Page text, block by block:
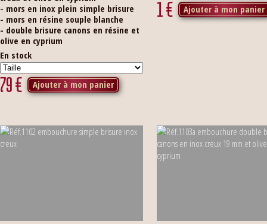
- mors en inox plein simple brisure
- mors en résine souple blanche
- double brisure canons en résine et
olive en cyprium
En stock
79€ Ajouter à mon panier
1€ Ajouter à mon panier